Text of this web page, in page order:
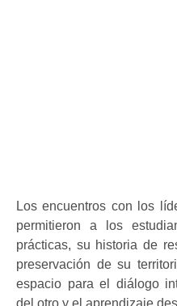
Los encuentros con los
permitieron a los
prácticas, su historia de
preservación de su
espacio para el diálogo